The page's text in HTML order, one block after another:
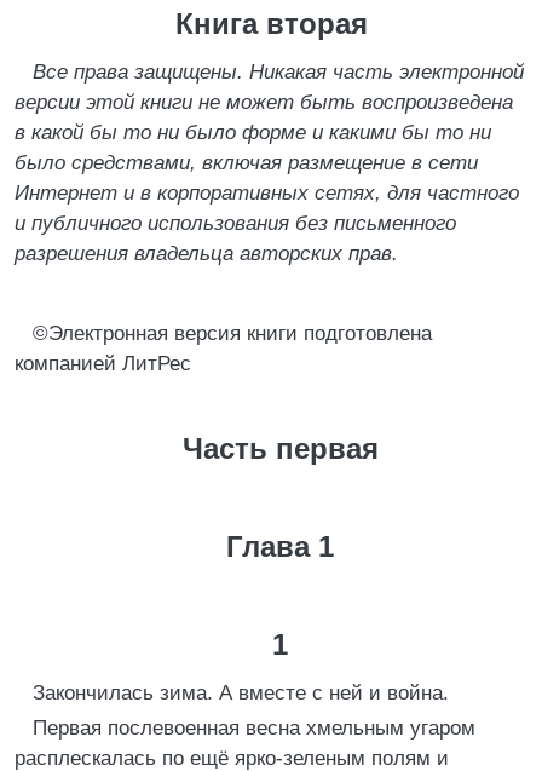
Книга вторая
Все права защищены. Никакая часть электронной
версии этой книги не может быть воспроизведена
в какой бы то ни было форме и какими бы то ни
было средствами, включая размещение в сети
Интернет и в корпоративных сетях, для частного
и публичного использования без письменного
разрешения владельца авторских прав.
©Электронная версия книги подготовлена
компанией ЛитРес
Часть первая
Глава 1
1
Закончилась зима. А вместе с ней и война.
Первая послевоенная весна хмельным угаром
расплескалась по ещё ярко-зеленым полям и